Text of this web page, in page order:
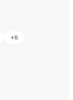
+8